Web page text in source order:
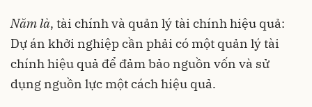
Năm là, tài chính và quản lý tài chính hiệu quả:
Dự án khởi nghiệp cần phải có một quản lý tài
chính hiệu quả để đảm bảo nguồn vốn và sử
dụng nguồn lực một cách hiệu quả.